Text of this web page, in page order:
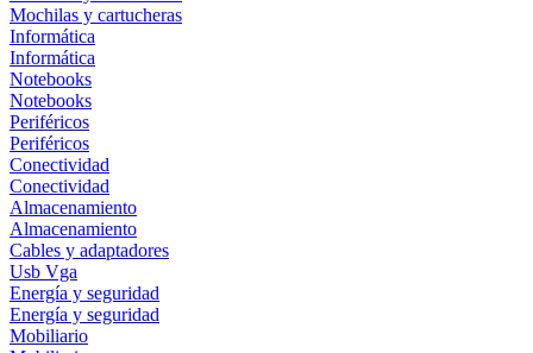
Mochilas y cartucheras
Informática
Informática
Notebooks
Notebooks
Periféricos
Periféricos
Conectividad
Conectividad
Almacenamiento
Almacenamiento
Cables y adaptadores
Usb Vga
Energía y seguridad
Energía y seguridad
Mobiliario